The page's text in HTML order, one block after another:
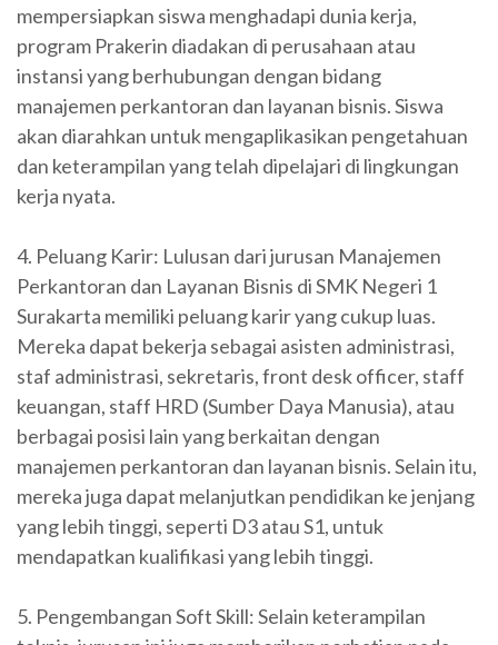
mempersiapkan siswa menghadapi dunia kerja,
program Prakerin diadakan di perusahaan atau
instansi yang berhubungan dengan bidang
manajemen perkantoran dan layanan bisnis. Siswa
akan diarahkan untuk mengaplikasikan pengetahuan
dan keterampilan yang telah dipelajari di lingkungan
kerja nyata.
4. Peluang Karir: Lulusan dari jurusan Manajemen
Perkantoran dan Layanan Bisnis di SMK Negeri 1
Surakarta memiliki peluang karir yang cukup luas.
Mereka dapat bekerja sebagai asisten administrasi,
staf administrasi, sekretaris, front desk officer, staff
keuangan, staff HRD (Sumber Daya Manusia), atau
berbagai posisi lain yang berkaitan dengan
manajemen perkantoran dan layanan bisnis. Selain itu,
mereka juga dapat melanjutkan pendidikan ke jenjang
yang lebih tinggi, seperti D3 atau S1, untuk
mendapatkan kualifikasi yang lebih tinggi.
5. Pengembangan Soft Skill: Selain keterampilan